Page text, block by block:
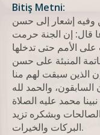
Bitiş Metni:
وفيه إشعار إلى حسن
قال: إن الجنة حرمت
على الأمم حتى تدخلها
المنبئة على حسن
الذين سبقت لهم منا
والحمد لله
محمد عليه الصلاة
وبشكره تزيد
البركات والخيرات.